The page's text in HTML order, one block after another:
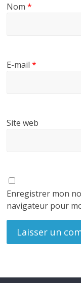
Nom*
E-mail*
Site web
Enregistrer mon
navigateur pour